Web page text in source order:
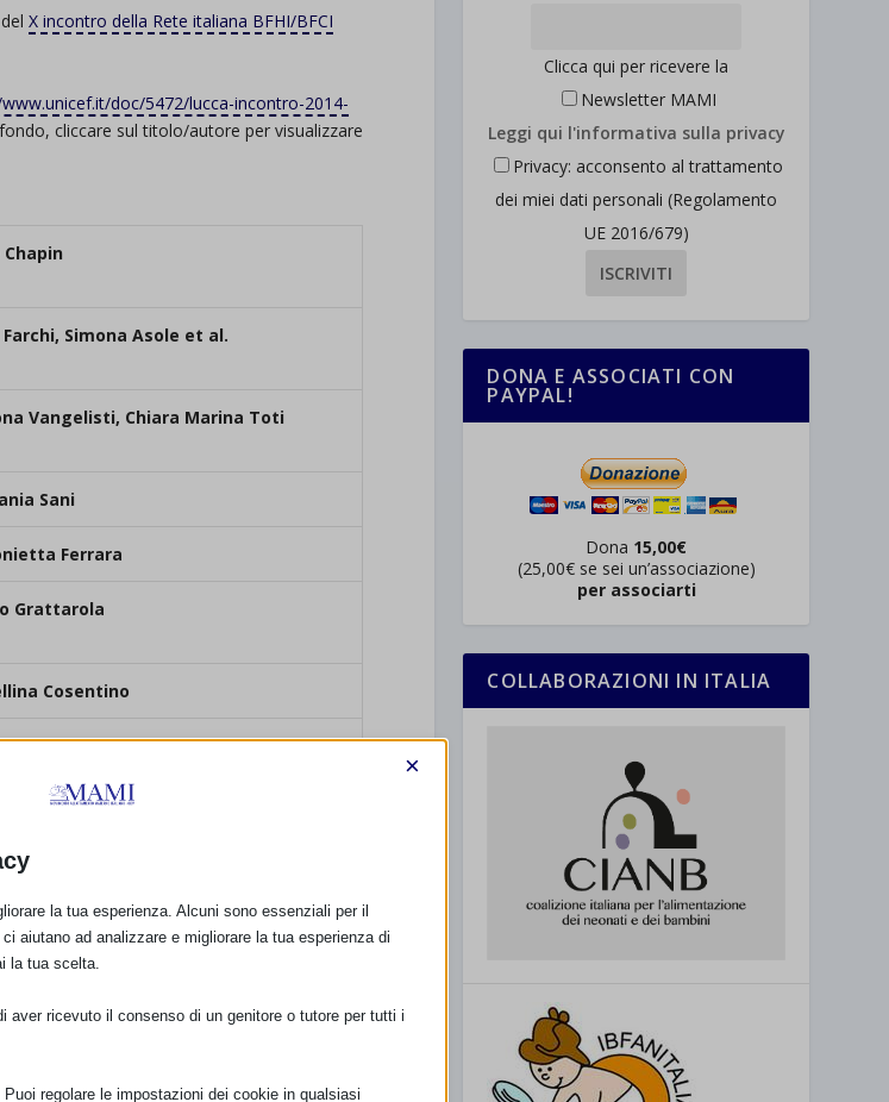
delX incontro della Rete italiana BFHI/BFCI
doc/5472/lucca-incontro-2014-
cliccare sul titolo/autore per visualizzare
Chapin
Farchi, Simona Asole et al.
Vangelisti, Chiara Marina Toti
Sani
Ferrara
Grattarola
Cosentino
Negri, Paola Mariotti
Conti, Elena Bezze, Paola Mauri
Clicca qui per ricevere la
Newsletter MAMI
Leggi qui l'informativa sulla privacy
Privacy: acconsento al trattamento
dei miei dati personali (Regolamento
UE 2016/679)
DONA E ASSOCIATI CON
PAYPAL!
Dona 15,00€
(25,00€ se sei un’associazione)
per associarti
COLLABORAZIONI IN ITALIA
×
la tua esperienza. Alcuni sono essenziali per il
aiutano ad analizzare e migliorare la tua esperienza di
la tua scelta.
aver ricevuto il consenso di un genitore o tutore per tutti i
regolare le impostazioni dei cookie in qualsiasi